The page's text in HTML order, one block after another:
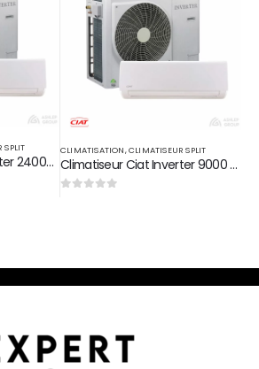
SPLIT
Climatiseur Ciat Inverter 24000 btu/h
CLIMATISATION,CLIMATISEUR SPLIT
Climatiseur Ciat Inverter 9000 btu/h